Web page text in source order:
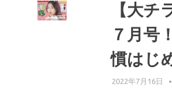
【大チ
７月号
慣はじ
2022年7月16日